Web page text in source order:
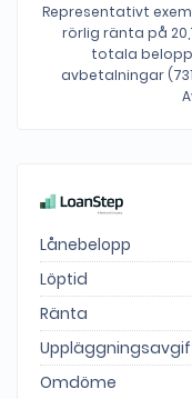
Representativt
rörlig ränta på
totala
avbetalningar
Lånebelopp
Löptid
Ränta
Omdöme